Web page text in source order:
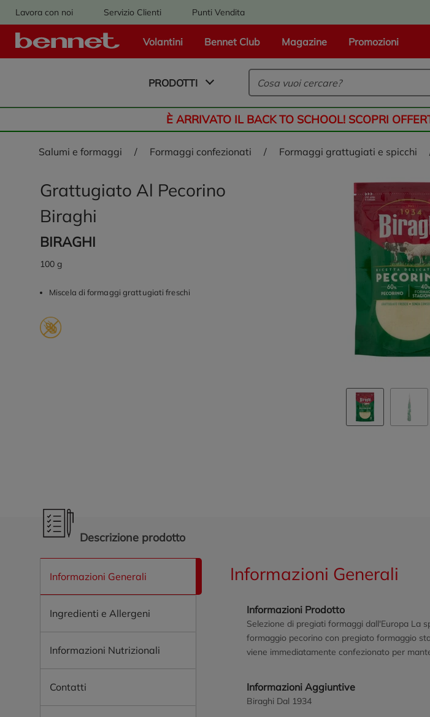
Lavora con noi Servizio Clienti Punti Vendita
Volantini Bennet Club Magazine Promozioni
Logo Bennet - Torna alla homepage
PRODOTTI
È ARRIVATO IL BACK TO SCHOOL! SCOPRI
salumi e formaggi / formaggi confezionati / formaggi grattugiati e spicchi
Grattugiato Al Pecorino
Biraghi
BIRAGHI
100 g
Miscela di formaggi grattugiati freschi
Descrizione prodotto
Informazioni Generali
Ingredienti e Allergeni
Informazioni Nutrizionali
Contatti
Informazioni Generali
Informazioni Prodotto
Selezione di pregiati formaggi dall'Europa La
formaggio pecorino con pregiato formaggio
viene immediatamente confezionato per
Informazioni Aggiuntive
Biraghi Dal 1934